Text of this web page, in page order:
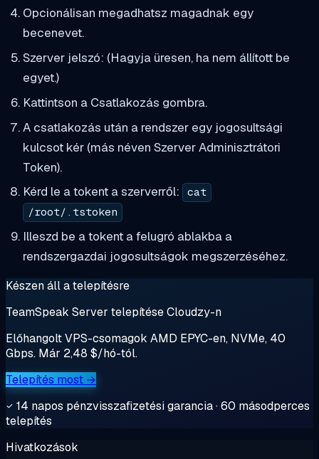
Opcionálisan megadhatsz magadnak egy
becenevet.
Szerver jelszó: (Hagyja üresen, ha nem állított be
egyet.)
Kattintson a Csatlakozás gombra.
A csatlakozás után a rendszer egy jogosultsági
kulcsot kér (más néven Szerver Adminisztrátori
Token).
Kérd le a tokent a szerverről: cat
/root/.tstoken
Illeszd be a tokent a felugró ablakba a
rendszergazdai jogosultságok megszerzéséhez.
Készen áll a telepítésre
TeamSpeak Server telepítése Cloudzy-n
Előhangolt VPS-csomagok AMD EPYC-en, NVMe, 40
Gbps. Már 2,48 $/hó-tól.
Telepítés most →
14 napos pénzvisszafizetési garancia · 60 másodperces
telepítés
Hivatkozások